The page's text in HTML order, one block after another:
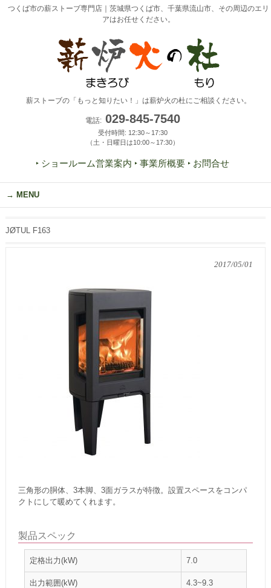
つくば市の薪ストーブ専門店｜茨城県つくば市、千葉県流山市、その周辺のエリ
アはお任せください。
薪ストーブの「もっと知りたい！」は薪炉火の杜にご相談ください。
電話:029-845-7540
受付時間: 12:30～17:30
（土・日曜日は10:00～17:30）
‣ ショールーム営業案内 ‣ 事業所概要 ‣ お問合せ
MENU
JØTUL F163
2017/05/01
三角形の胴体、3本脚、3面ガラスが特徴。設置スペースをコンパ
クトにして暖めてくれます。
製品スペック
定格出力(kW) 7.0
出力範囲(kW) 4.3~9.3